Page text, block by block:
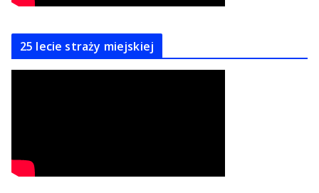
25 lecie straży miejskiej